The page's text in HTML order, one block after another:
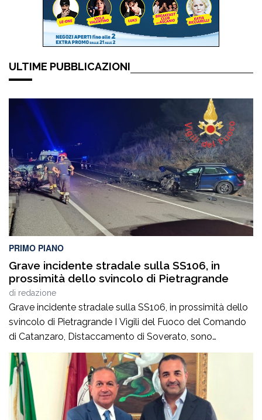
ULTIME PUBBLICAZIONI
PRIMO PIANO
Grave incidente stradale sulla SS106, in
prossimità dello svincolo di Pietragrande
di redazione
Grave incidente stradale sulla SS106, in prossimità dello
svincolo di Pietragrande I Vigili del Fuoco del Comando
di Catanzaro, Distaccamento di Soverato, sono
intervenuti sulla SS106, in prossimità dello svincolo per la
località Pietragrande, per un grave incidente stradale che
ha coinvolto una Fiat Panda, un’Audi e una
motocicletta.Nel sinistro ha perso la vita il […]